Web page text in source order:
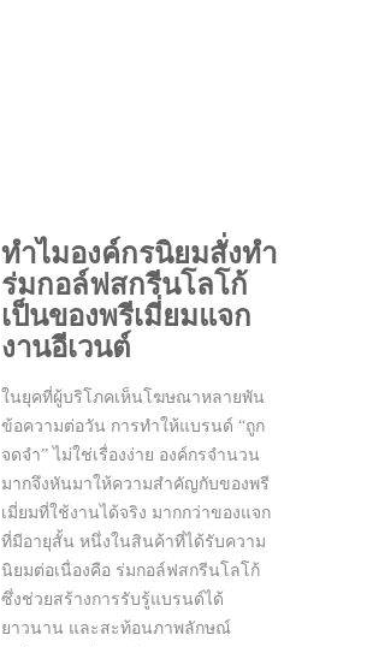
ทำไมองค์กรนิยมสั่งทำ
ร่มกอล์ฟสกรีนโลโก้
เป็นของพรีเมี่ยมแจก
งานอีเวนต์
ในยุคที่ผู้บริโภคเห็นโฆษณาหลายพัน
ข้อความต่อวัน การทำให้แบรนด์ “ถูก
จดจำ” ไม่ใช่เรื่องง่าย องค์กรจำนวน
มากจึงหันมาให้ความสำคัญกับของพรี
เมี่ยมที่ใช้งานได้จริง มากกว่าของแจก
ที่มีอายุสั้น หนึ่งในสินค้าที่ได้รับความ
นิยมต่อเนื่องคือ ร่มกอล์ฟสกรีนโลโก้
ซึ่งช่วยสร้างการรับรู้แบรนด์ได้
ยาวนาน และสะท้อนภาพลักษณ์